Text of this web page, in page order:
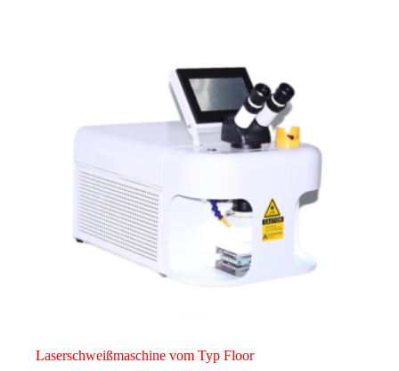
Laserschweißmaschine vom Typ Floor